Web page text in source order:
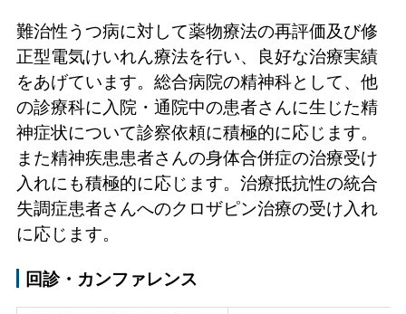
難治性うつ病に対して薬物療法の再評価及び修
正型電気けいれん療法を行い、良好な治療実績
をあげています。総合病院の精神科として、他
の診療科に入院・通院中の患者さんに生じた精
神症状について診察依頼に積極的に応じます。
また精神疾患患者さんの身体合併症の治療受け
入れにも積極的に応じます。治療抵抗性の統合
失調症患者さんへのクロザピン治療の受け入れ
に応じます。
回診・カンファレンス